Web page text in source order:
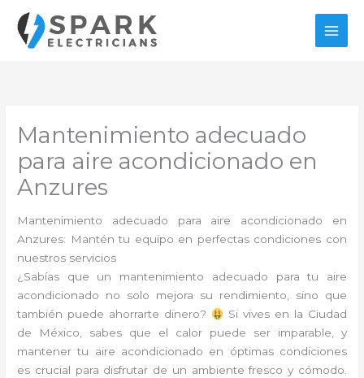
contenido
Mantenimiento adecuado
para aire acondicionado en
Anzures
Mantenimiento adecuado para aire acondicionado en
Anzures: Mantén tu equipo en perfectas condiciones con
nuestros servicios
¿Sabías que un mantenimiento adecuado para tu aire
acondicionado no solo mejora su rendimiento, sino que
también puede ahorrarte dinero?
Si vives en la Ciudad
de México, sabes que el calor puede ser imparable, y
mantener tu aire acondicionado en óptimas condiciones
es crucial para disfrutar de un ambiente fresco y cómodo.